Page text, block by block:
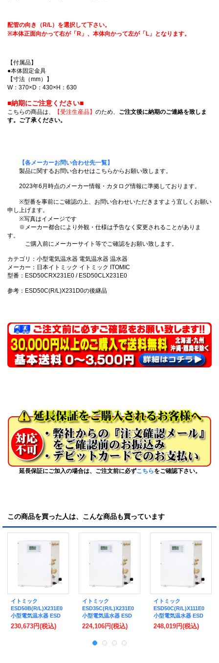
配管の向き（R/L）を選択して下さい。
※本体正面向かって右が「R」、本体向かって左が「L」となります。
【付属品】
●本体固定金具
【寸法（mm）】
W：370×D：430×H：630
■納期にご注意ください■
こちらの商品は、 【受注生産品】 のため、 ご注文後に納期のご連絡を致しま
す。ご了承ください。
【各メーカーお問い合わせ先一覧】
製品に関するお問い合わせはこちらからお願い致します。
2023年6月時点のメーカー情報・カタログ情報に準拠しております。
※型番を事前にご確認の上、お問い合わせいただきますよう宜しくお願い
申し上げます。
※写真はイメージです
※メーカー都合により外観・仕様は予告なく変更されることがありま
す。
ご購入前にメーカーサイト等でご確認をお願い致します。
カテゴリ：小型電気温水器 電気温水器 温水器
メーカー：日本イトミック イトミック ITOMIC
型番：ESD50CRX231E0 / ESD50CLX231E0
参考：ESD50C(R/L)X231D0の後継品
延長保証にご加入の場合は、ご注文前に必ずこちらをご確認下さい。
この商品を買った人は、こんな商品も買っています
イトミック
ESD50B(R/L)X231E0
小型電気温水器 ESD
シリーズ 単相200V
3.1kW 貯湯量50L 密閉
230,673円(税込)
イトミック
ESD35C(R/L)X231E0
小型電気温水器 ESD
シリーズ 単相200V
3.1kW 貯湯量35L 密閉
品 [§]
224,106円(税込)
イトミック
ESD50C(R/L)X111E0
小型電気温水器 ESD
シリーズ 単相100V
1.1kW 貯湯量50L 密閉
248,019円(税込)